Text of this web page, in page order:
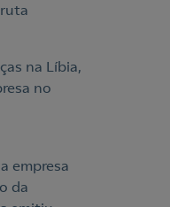
na Líbia,
no
empresa
da